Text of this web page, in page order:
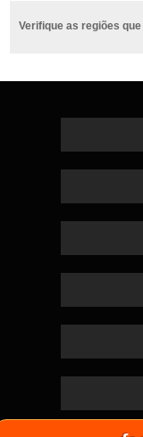
Verifique as regiões